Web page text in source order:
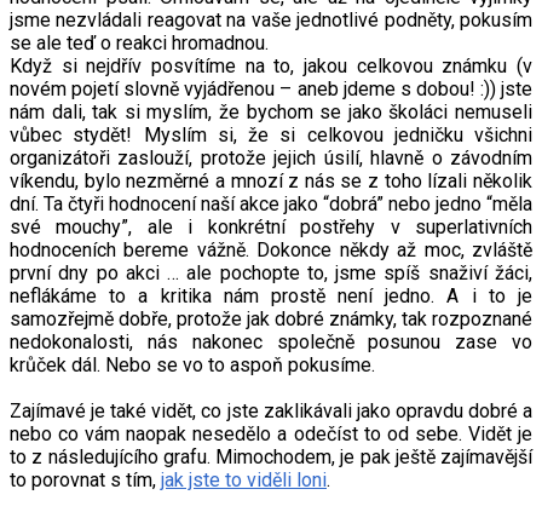
jsme nezvládali reagovat na vaše jednotlivé podněty, pokusím
se ale teď o reakci hromadnou.
Když si nejdřív posvítíme na to, jakou celkovou známku (v
novém pojetí slovně vyjádřenou – aneb jdeme s dobou! :)) jste
nám dali, tak si myslím, že bychom se jako školáci nemuseli
vůbec stydět! Myslím si, že si celkovou jedničku všichni
organizátoři zaslouží, protože jejich úsilí, hlavně o závodním
víkendu, bylo nezměrné a mnozí z nás se z toho lízali několik
dní. Ta čtyři hodnocení naší akce jako “dobrá” nebo jedno “měla
své mouchy”, ale i konkrétní postřehy v superlativních
hodnoceních bereme vážně. Dokonce někdy až moc, zvláště
první dny po akci … ale pochopte to, jsme spíš snaživí žáci,
neflákáme to a kritika nám prostě není jedno. A i to je
samozřejmě dobře, protože jak dobré známky, tak rozpoznané
nedokonalosti, nás nakonec společně posunou zase vo
krůček dál. Nebo se vo to aspoň pokusíme.
Zajímavé je také vidět, co jste zaklikávali jako opravdu dobré a
nebo co vám naopak nesedělo a odečíst to od sebe. Vidět je
to z následujícího grafu. Mimochodem, je pak ještě zajímavější
to porovnat s tím, jak jste to viděli loni.